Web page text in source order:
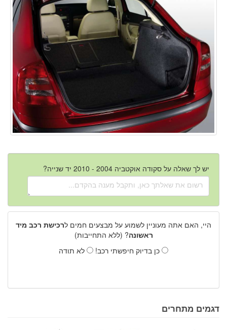
יש לך שאלה על סקודה אוקטביה 2004 - 2010 יד שנייה?
היי, האם אתה מעוניין לשמוע על מבצעים חמים לרכישת רכב מיד
ראשונה? (ללא התחייבות)
כן בדיוק חיפשתי רכב!
לא תודה
דגמים מתחרים